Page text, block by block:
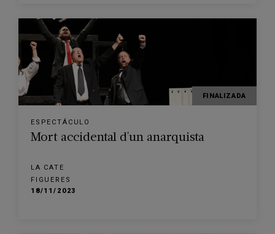
FINALIZADA
ESPECTÁCULO
Mort accidental d'un anarquista
LA CATE
FIGUERES
18/11/2023